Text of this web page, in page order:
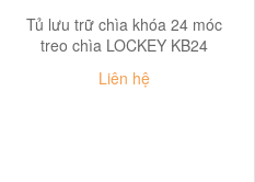
Tủ lưu trữ chìa khóa 24 móc
treo chìa LOCKEY KB24
Liên hệ